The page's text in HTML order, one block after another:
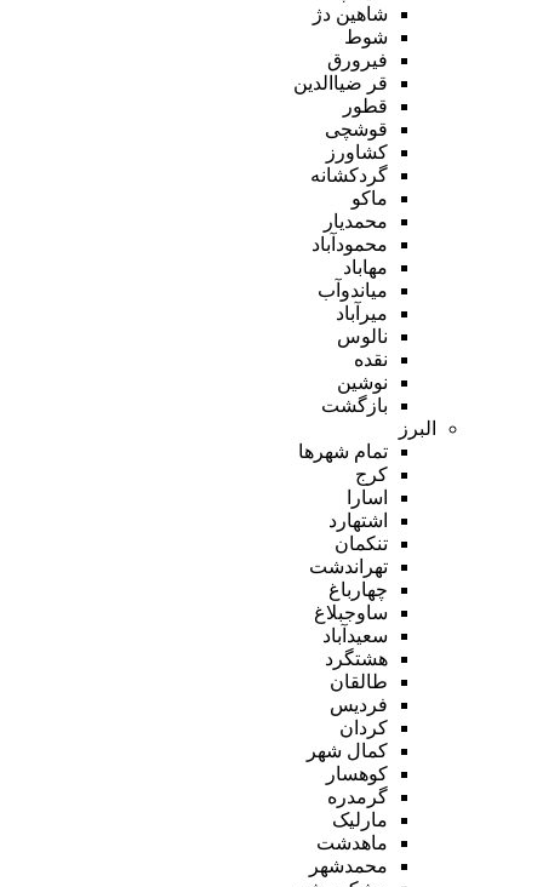
شاهین دژ
شوط
فیرورق
قر ضیاالدین
قطور
قوشچی
کشاورز
گردکشانه
ماکو
محمدیار
محمودآباد
مهاباد
میاندوآب
میرآباد
نالوس
نقده
نوشین
بازگشت
البرز
تمام شهر‌ها
کرج
اسارا
اشتهارد
تنکمان
تهراندشت
چهارباغ
ساوجبلاغ
سعیدآباد
هشتگرد
طالقان
فردیس
کردان
کمال شهر
کوهسار
گرمدره
مارلیک
ماهدشت
محمدشهر